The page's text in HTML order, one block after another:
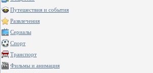
Путешествия и события
Развлечения
Сериалы
Спорт
Транспорт
Фильмы и анимация